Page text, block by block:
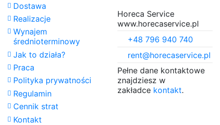
Dostawa
Realizacje
Wynajem
średnioterminowy
Jak to działa?
Praca
Polityka prywatności
Regulamin
Cennik strat
Kontakt
Horeca Service
www.horecaservice.pl
+48 796 940 740
rent@horecaservice.pl
Pełne dane kontaktowe
znajdziesz w
zakładce kontakt.